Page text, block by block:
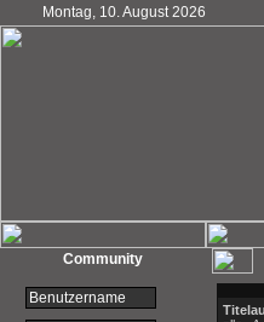
Montag, 10. August 2026
Community